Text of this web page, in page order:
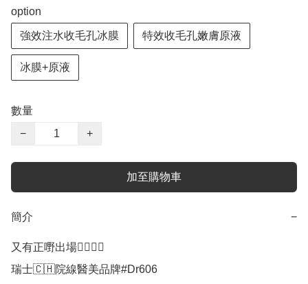
option
強效注水收毛孔冰膜 特效收毛孔嫩膚原液
冰膜+原液
數量
−
+
加至購物車
簡介 −
又有正嘢出場❤️‍🔥❤️‍🔥
瑞士🇨🇭院線醫美品牌#Dr606